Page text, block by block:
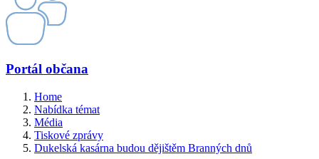
Portál občana
Home
Nabídka témat
Média
Tiskové zprávy
Dukelská kasárna budou dějištěm Branných dnů